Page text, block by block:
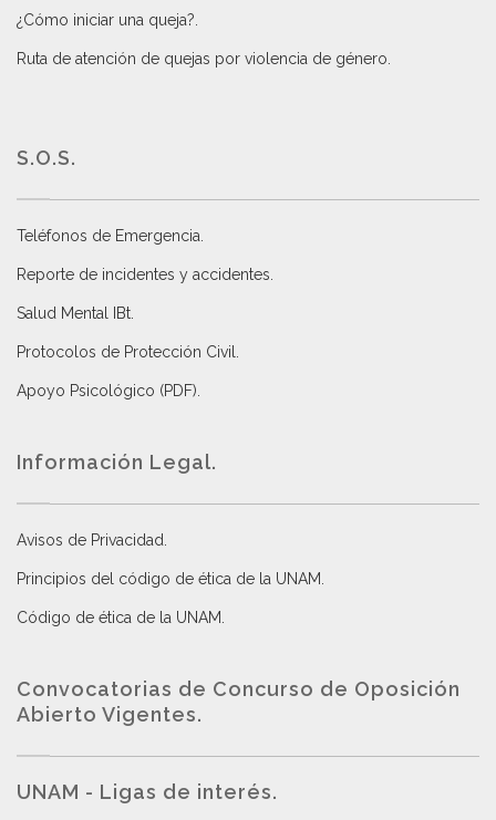
¿Cómo iniciar una queja?
Ruta de atención de quejas por violencia de género
S.O.S.
Teléfonos de Emergencia.
Reporte de incidentes y accidentes
Salud Mental IBt
Protocolos de Protección Civil
Apoyo Psicológico (PDF)
Información Legal.
Avisos de Privacidad
Principios del código de ética de la UNAM
Código de ética de la UNAM
Convocatorias de Concurso de Oposición
Abierto Vigentes.
UNAM - Ligas de interés.